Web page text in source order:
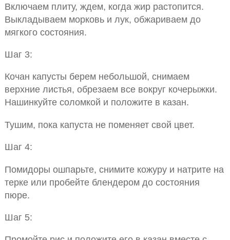
Включаем плиту, ждем, когда жир растопится.
Выкладываем морковь и лук, обжариваем до
мягкого состояния.
Шаг 3:
Кочан капусты берем небольшой, снимаем
верхние листья, обрезаем все вокруг кочерыжки.
Нашинкуйте соломкой и положите в казан.
Тушим, пока капуста не поменяет свой цвет.
Шаг 4:
Помидоры ошпарьте, снимите кожуру и натрите на
терке или пробейте блендером до состояния
пюре.
Шаг 5: